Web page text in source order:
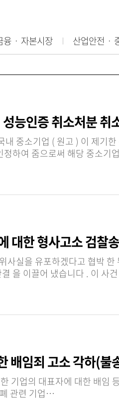
융ㆍ 자본시장 산업안전ㆍ
능인증 취소처분 취
( 원고 ) 이 제기한 성능인증
하여 줌으로써 해당 중소
대한 형사고소 검찰
민사소송을 진행하
배임죄 고소 각하(불
사건은 암호화폐 관련 기업…